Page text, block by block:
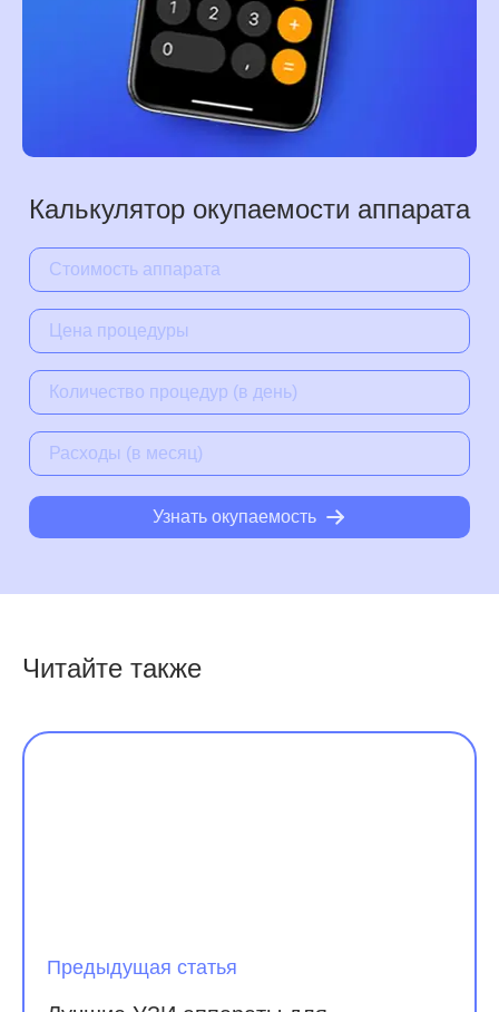
Калькулятор окупаемости аппарата
Узнать окупаемость
Читайте также
Предыдущая статья